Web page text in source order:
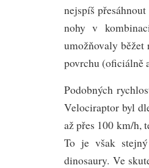
nejspíš
nohy v
umožňovaly
povrchu (oficiálně
Podobných
Velociraptor byl
až přes 100 km/h,
To je však
dinosaury. Ve